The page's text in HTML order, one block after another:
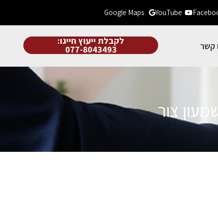
YouTube
Google Maps
קשר לקבלת ייעוץ חייגו:
077-8043493
צור